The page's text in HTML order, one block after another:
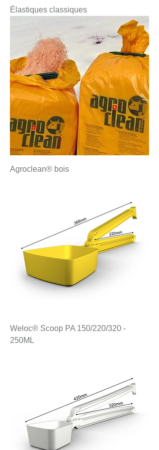
Élastiques classiques
Agroclean® bois
Weloc® Scoop PA 150/220/320 -
250ML